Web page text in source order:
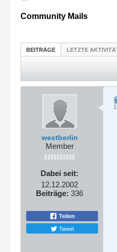
Community Mails
BEITRÄGE LETZTE
westberlin
Member
Dabei seit:
12.12.2002
Beiträge: 336
Teilen
Tweet